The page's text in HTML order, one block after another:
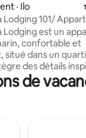
5, 127
· Ilo
Lodging 101/
Lodging est un
confortable et
situé dans un
et côtier, créant
et originale.
de